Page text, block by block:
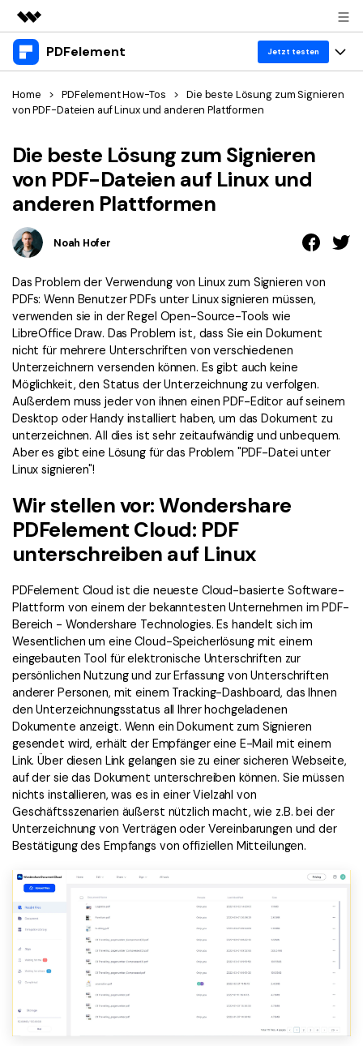
Top-Produkte
Dienstprogramme
Business
Lösungen
Presseraum
Shop
Support
PDFelement Jetzt testen
Produkte
PDFelement für Windows
PDFelement für Mac
Mobile App
PDFelement für Android
Cloud
PDFelement Cloud
Online PDF Tools
PDF zu Word
PDF komprimieren
PDF zusammenfügen
Word zu PDF
Benutzer im Bildungswesen
PDF lesen
PDF kombinieren
PDF drucken
Persönliche Benutzer
PDF konvertieren
PDF bearbeiten
PDF komprimieren
PDF organisieren
PDF zuschneiden
PDF Formular
PDF Signieren
PDF schützen
PDF Stapelbearbeiten
PDF OCR
PDF-Daten extrahieren
PDF freigeben
eSign PDFs rechtmäßig Neu
Bildung
IT-Dienstleistung
Rechtliches
Gesundheitswesen
Finanzen
Ressourcen
Heiße Themen
Top PDF-Software
How-Tos
Mac-Software
OCR PDF Tipps
Signatur Tipps
PDF wie Word bearbeiten
Konvertierung Tipps
Komprimieren Tipps
Warum PDFelement
PDF-Software-Vergleich
G2 Awards
Bessere Nutzung
Technische Daten
Kontakt zum Support
Was ist NEU
Benutzerhandbuch
PDFelement für Windows
PDFelement für iOS
PDFelement für Android
Mehr erfahren
Bewertungen
Sehen Sie, was unsere Nutzer sagen.
Kostenlose PDF-Vorlagen
Business
10p+ Unternehmen
Home > PDFelement How-Tos > Die beste Lösung zum Signieren
von PDF-Dateien auf Linux und anderen Plattformen
Die beste Lösung zum Signieren
von PDF-Dateien auf Linux und
anderen Plattformen
Noah Hofer
Das Problem der Verwendung von Linux zum Signieren von
PDFs: Wenn Benutzer PDFs unter Linux signieren müssen,
verwenden sie in der Regel Open-Source-Tools wie
LibreOffice Draw. Das Problem ist, dass Sie ein Dokument
nicht für mehrere Unterschriften von verschiedenen
Unterzeichnern versenden können. Es gibt auch keine
Möglichkeit, den Status der Unterzeichnung zu verfolgen.
Außerdem muss jeder von ihnen einen PDF-Editor auf seinem
Desktop oder Handy installiert haben, um das Dokument zu
unterzeichnen. All dies ist sehr zeitaufwändig und unbequem.
Aber es gibt eine Lösung für das Problem "PDF-Datei unter
Linux signieren"!
Wir stellen vor: Wondershare
PDFelement Cloud: PDF
unterschreiben auf Linux
PDFelement Cloud ist die neueste Cloud-basierte Software-
Plattform von einem der bekanntesten Unternehmen im PDF-
Bereich - Wondershare Technologies. Es handelt sich im
Wesentlichen um eine Cloud-Speicherlösung mit einem
eingebauten Tool für elektronische Unterschriften zur
persönlichen Nutzung und zur Erfassung von Unterschriften
anderer Personen, mit einem Tracking-Dashboard, das Ihnen
den Unterzeichnungsstatus all Ihrer hochgeladenen
Dokumente anzeigt. Wenn ein Dokument zum Signieren
gesendet wird, erhält der Empfänger eine E-Mail mit einem
Link. Über diesen Link gelangen sie zu einer sicheren Webseite,
auf der sie das Dokument unterschreiben können. Sie müssen
nichts installieren, was es in einer Vielzahl von
Geschäftsszenarien äußerst nützlich macht, wie z.B. bei der
Unterzeichnung von Verträgen oder Vereinbarungen und der
Bestätigung des Empfangs von offiziellen Mitteilungen.